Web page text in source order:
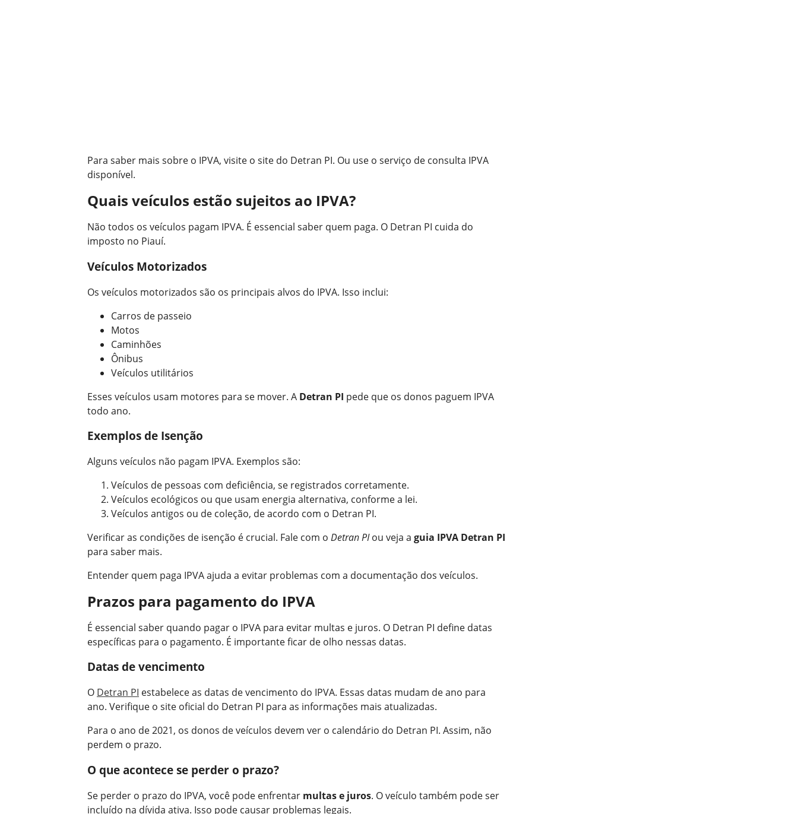
Para saber mais sobre o IPVA, visite o site do Detran PI. Ou use o serviço de consulta IPVA
disponível.
Quais veículos estão sujeitos ao IPVA?
Não todos os veículos pagam IPVA. É essencial saber quem paga. O Detran PI cuida do
imposto no Piauí.
Veículos Motorizados
Os veículos motorizados são os principais alvos do IPVA. Isso inclui:
Carros de passeio
Motos
Caminhões
Ônibus
Veículos utilitários
Esses veículos usam motores para se mover. A Detran PI pede que os donos paguem IPVA
todo ano.
Exemplos de Isenção
Alguns veículos não pagam IPVA. Exemplos são:
Veículos de pessoas com deficiência, se registrados corretamente.
Veículos ecológicos ou que usam energia alternativa, conforme a lei.
Veículos antigos ou de coleção, de acordo com o Detran PI.
Verificar as condições de isenção é crucial. Fale com o Detran PIou veja a guia IPVA Detran PI
para saber mais.
Entender quem paga IPVA ajuda a evitar problemas com a documentação dos veículos.
Prazos para pagamento do IPVA
É essencial saber quando pagar o IPVA para evitar multas e juros. O Detran PI define datas
específicas para o pagamento. É importante ficar de olho nessas datas.
Datas de vencimento
O Detran PI estabelece as datas de vencimento do IPVA. Essas datas mudam de ano para
ano. Verifique o site oficial do Detran PI para as informações mais atualizadas.
Para o ano de 2021, os donos de veículos devem ver o calendário do Detran PI. Assim, não
perdem o prazo.
O que acontece se perder o prazo?
Se perder o prazo do IPVA, você pode enfrentar multas e juros. O veículo também pode ser
incluído na dívida ativa. Isso pode causar problemas legais.